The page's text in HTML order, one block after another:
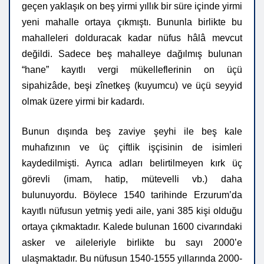
geçen yaklaşık on beş yirmi yıllık bir süre içinde yirmi
yeni mahalle ortaya çıkmıştı. Bununla birlikte bu
mahalleleri dolduracak kadar nüfus hâlâ mevcut
değildi. Sadece beş mahalleye dağılmış bulunan
“hane” kayıtlı vergi mükelleflerinin on üçü
sipahizâde, beşi zînetkeş (kuyumcu) ve üçü seyyid
olmak üzere yirmi bir kadardı.
Bunun dışında beş zaviye şeyhi ile beş kale
muhafızının ve üç çiftlik işçisinin de isimleri
kaydedilmişti. Ayrıca adları belirtilmeyen kırk üç
görevli (imam, hatip, mütevelli vb.) daha
bulunuyordu. Böylece 1540 tarihinde Erzurum’da
kayıtlı nüfusun yetmiş yedi aile, yani 385 kişi olduğu
ortaya çıkmaktadır. Kalede bulunan 1600 civarındaki
asker ve aileleriyle birlikte bu sayı 2000’e
ulaşmaktadır. Bu nüfusun 1540-1555 yıllarında 2000-